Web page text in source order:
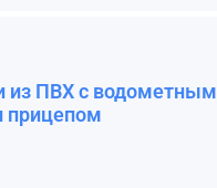
из ПВХ с водометным
прицепом